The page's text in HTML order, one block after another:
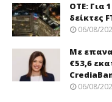
ΟΤΕ: Για
δείκτες
06/08/
Με
€53,6
06/08/